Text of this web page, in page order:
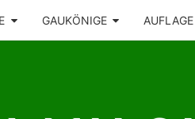
GAUKÖNIGE AUFLAGE